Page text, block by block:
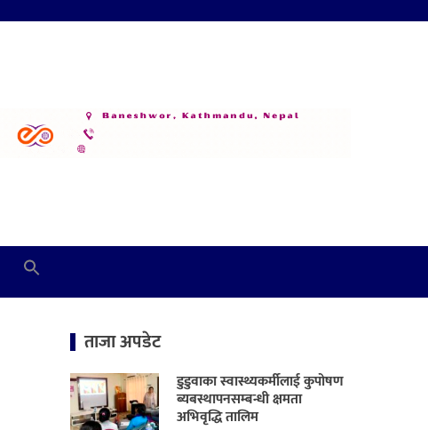
ताजा अपडेट
डुडुवाका स्वास्थ्यकर्मीलाई कुपोषण
ब्यबस्थापनसम्बन्धी क्षमता
अभिवृद्धि तालिम